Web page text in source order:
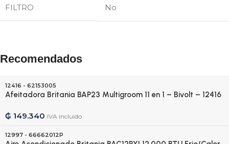
FILTRO No
Recomendados
12416 - 62153005
Afeitadora Britania BAP23 Multigroom 11 en 1 – Bivolt – 12416
₲ 149.340 IVA incluido
12997 - 66662012P